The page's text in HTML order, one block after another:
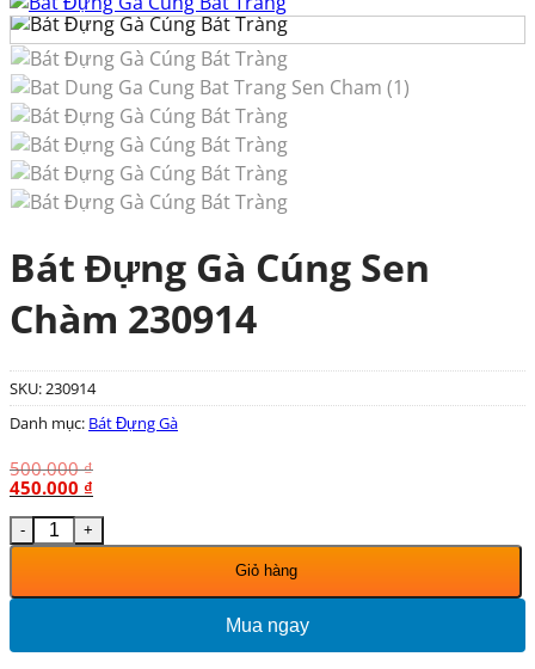
Bát Đựng Gà Cúng Sen
Chàm 230914
SKU:230914
Danh mục: Bát Đựng Gà
500.000₫
Giá
gốc
là:
500.000 ₫.
450.000 ₫
hiện
tại
là:
Bát Đựng Gà Cúng Sen Chàm 230914 số lượng
Giỏ hàng
Mua ngay